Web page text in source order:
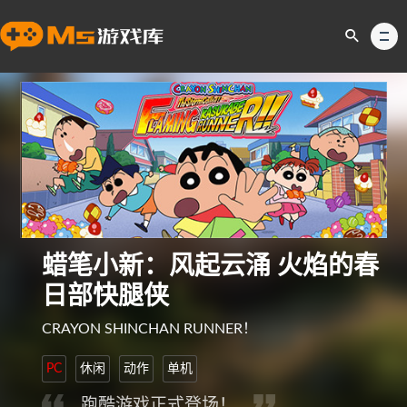
蜡笔小新：风起云涌 火焰的春
日部快腿侠
CRAYON SHINCHAN RUNNER！
PC 休闲 动作 单机